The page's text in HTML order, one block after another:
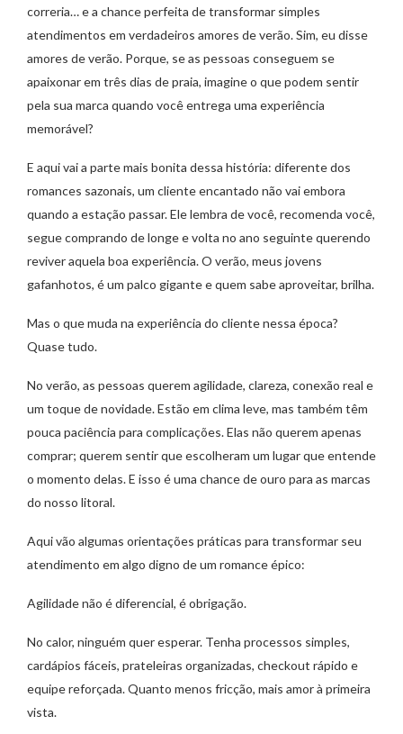
correria… e a chance perfeita de transformar simples
atendimentos em verdadeiros amores de verão. Sim, eu disse
amores de verão. Porque, se as pessoas conseguem se
apaixonar em três dias de praia, imagine o que podem sentir
pela sua marca quando você entrega uma experiência
memorável?
E aqui vai a parte mais bonita dessa história: diferente dos
romances sazonais, um cliente encantado não vai embora
quando a estação passar. Ele lembra de você, recomenda você,
segue comprando de longe e volta no ano seguinte querendo
reviver aquela boa experiência. O verão, meus jovens
gafanhotos, é um palco gigante e quem sabe aproveitar, brilha.
Mas o que muda na experiência do cliente nessa época?
Quase tudo.
No verão, as pessoas querem agilidade, clareza, conexão real e
um toque de novidade. Estão em clima leve, mas também têm
pouca paciência para complicações. Elas não querem apenas
comprar; querem sentir que escolheram um lugar que entende
o momento delas. E isso é uma chance de ouro para as marcas
do nosso litoral.
Aqui vão algumas orientações práticas para transformar seu
atendimento em algo digno de um romance épico:
Agilidade não é diferencial, é obrigação.
No calor, ninguém quer esperar. Tenha processos simples,
cardápios fáceis, prateleiras organizadas, checkout rápido e
equipe reforçada. Quanto menos fricção, mais amor à primeira
vista.